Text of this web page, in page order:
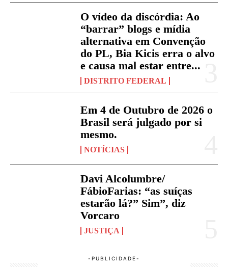
O vídeo da discórdia: Ao
“barrar” blogs e mídia
alternativa em Convenção
do PL, Bia Kicis erra o alvo
e causa mal estar entre...
DISTRITO FEDERAL
Em 4 de Outubro de 2026 o
Brasil será julgado por si
mesmo.
NOTÍCIAS
Davi Alcolumbre/
FábioFarias: “as suíças
estarão lá?” Sim”, diz
Vorcaro
JUSTIÇA